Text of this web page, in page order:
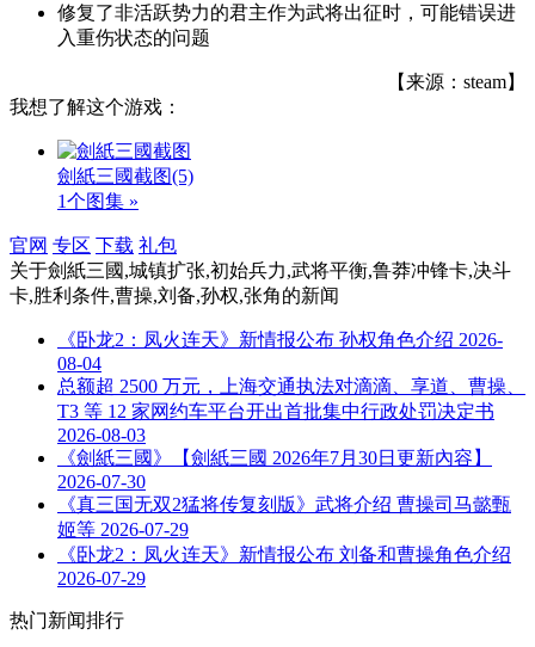
修复了非活跃势力的君主作为武将出征时，可能错误进
入重伤状态的问题
【来源：steam】
我想了解这个游戏：
劍紙三國截图(5)
1个图集 »
官网 专区 下载 礼包
关于劍紙三國,城镇扩张,初始兵力,武将平衡,鲁莽冲锋卡,决斗
卡,胜利条件,曹操,刘备,孙权,张角的新闻
《卧龙2：凤火连天》新情报公布 孙权角色介绍 2026-
08-04
总额超 2500 万元，上海交通执法对滴滴、享道、曹操、
T3 等 12 家网约车平台开出首批集中行政处罚决定书
2026-08-03
《劍紙三國》【劍紙三國 2026年7月30日更新內容】
2026-07-30
《真三国无双2猛将传复刻版》武将介绍 曹操司马懿甄
姬等 2026-07-29
《卧龙2：凤火连天》新情报公布 刘备和曹操角色介绍
2026-07-29
热门新闻排行